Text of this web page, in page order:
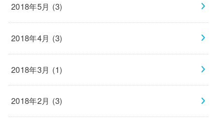
2018年5月 (3)
2018年4月 (3)
2018年3月 (1)
2018年2月 (3)